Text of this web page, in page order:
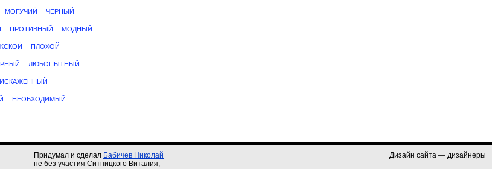
МОГУЧИЙ ЧЕРНЫЙ
ПРОТИВНЫЙ МОДНЫЙ
ПЛОХОЙ
ЛЮБОПЫТНЫЙ
ИСКАЖЕННЫЙ
НЕОБХОДИМЫЙ
Придумал и сделал Бабичев Николай
не без участия Ситницкого Виталия,
Дизайн сайта — дизайнеры